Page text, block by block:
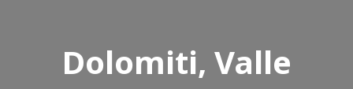
Dolomiti, Valle